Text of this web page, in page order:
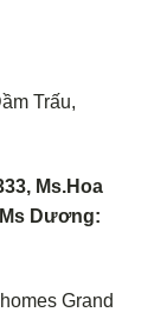
Trấu,
Ms.Hoa
Ms Dương:
Grand